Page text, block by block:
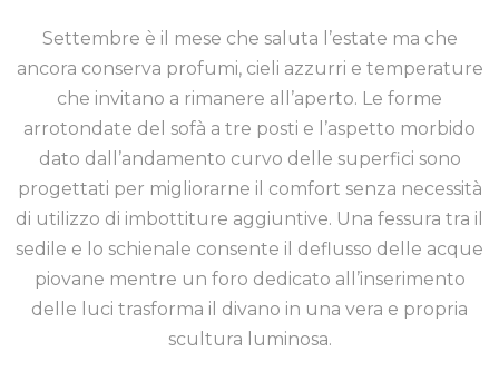
Settembre è il mese che saluta l’estate ma che
ancora conserva profumi, cieli azzurri e temperature
che invitano a rimanere all’aperto. Le forme
arrotondate del sofà a tre posti e l’aspetto morbido
dato dall’andamento curvo delle superfici sono
progettati per migliorarne il comfort senza necessità
di utilizzo di imbottiture aggiuntive. Una fessura tra il
sedile e lo schienale consente il deflusso delle acque
piovane mentre un foro dedicato all’inserimento
delle luci trasforma il divano in una vera e propria
scultura luminosa.